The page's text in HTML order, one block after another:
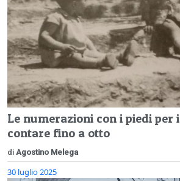
Le numerazioni con i piedi per
contare fino a otto
di Agostino Melega
30 luglio 2025